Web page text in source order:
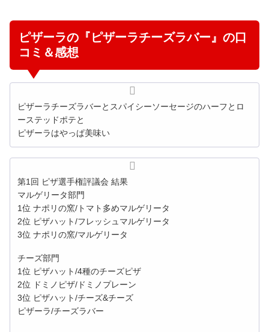
ピザーラの『ピザーラチーズラバー』の口
コミ＆感想
ピザーラチーズラバーとスパイシーソーセージのハーフとロ
ーステッドポテと
ピザーラはやっぱ美味い
第1回 ピザ選手権評議会 結果
マルゲリータ部門
1位 ナポリの窯/トマト多めマルゲリータ
2位 ピザハット/フレッシュマルゲリータ
3位 ナポリの窯/マルゲリータ
チーズ部門
1位 ピザハット/4種のチーズピザ
2位 ドミノピザ/ドミノプレーン
3位 ピザハット/チーズ&チーズ
ピザーラ/チーズラバー